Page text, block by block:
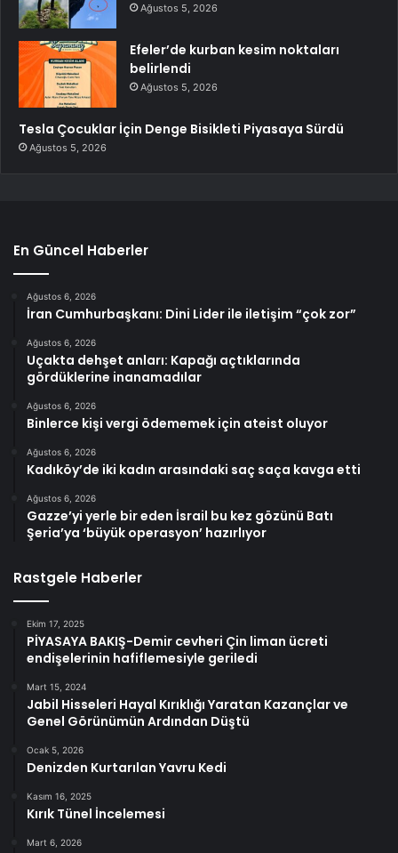
Ağustos 5, 2026
Efeler’de kurban kesim noktaları
belirlendi
Ağustos 5, 2026
Tesla Çocuklar İçin Denge Bisikleti Piyasaya Sürdü
Ağustos 5, 2026
En Güncel Haberler
Ağustos 6, 2026
İran Cumhurbaşkanı: Dini Lider ile iletişim “çok zor”
Ağustos 6, 2026
Uçakta dehşet anları: Kapağı açtıklarında
gördüklerine inanamadılar
Ağustos 6, 2026
Binlerce kişi vergi ödememek için ateist oluyor
Ağustos 6, 2026
Kadıköy’de iki kadın arasındaki saç saça kavga etti
Ağustos 6, 2026
Gazze’yi yerle bir eden İsrail bu kez gözünü Batı
Şeria’ya ‘büyük operasyon’ hazırlıyor
Rastgele Haberler
Ekim 17, 2025
PİYASAYA BAKIŞ-Demir cevheri Çin liman ücreti
endişelerinin hafiflemesiyle geriledi
Mart 15, 2024
Jabil Hisseleri Hayal Kırıklığı Yaratan Kazançlar ve
Genel Görünümün Ardından Düştü
Ocak 5, 2026
Denizden Kurtarılan Yavru Kedi
Kasım 16, 2025
Kırık Tünel İncelemesi
Mart 6, 2026